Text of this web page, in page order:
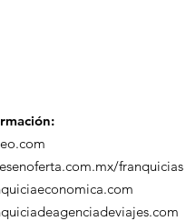
franquicias